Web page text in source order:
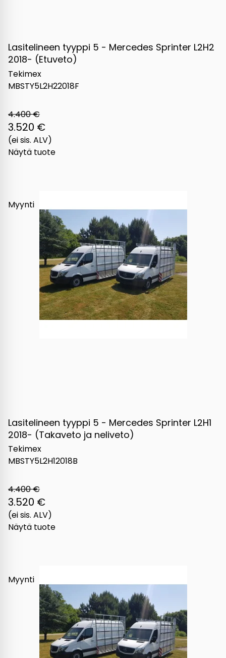
Lasitelineen tyyppi 5 - Mercedes Sprinter L2H2
2018- (Etuveto)
Tekimex
MBSTY5L2H22018F
4.400 €
3.520 €
(ei sis. ALV)
Näytä tuote
Myynti
Lasitelineen tyyppi 5 - Mercedes Sprinter L2H1
2018- (Takaveto ja neliveto)
Tekimex
MBSTY5L2H12018B
4.400 €
3.520 €
(ei sis. ALV)
Näytä tuote
Myynti